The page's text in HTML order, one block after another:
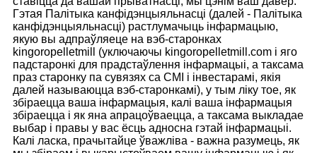
Гэтая Палітыка канфідэнцыяльнасці (далей - Палітыка
канфідэнцыяльнасці) растлумачыць інфармацыю,
якую вы адпраўляеце на вэб-старонках
kingoropelletmill (уключаючы kingoropelletmill.com і яго
падстаронкі для прадстаўлення інфармацыі, а таксама
праз старонку па сувязях са СМІ і інвестарамі, якія
далей называюцца вэб-старонкамі), у тым ліку тое, як
збіраецца ваша інфармацыя, калі ваша інфармацыя
збіраецца і як яна апрацоўваецца, а таксама выкладае
выбар і правы у вас ёсць адносна гэтай інфармацыі.
Калі ласка, прачытайце ўважліва - важна разумець, як